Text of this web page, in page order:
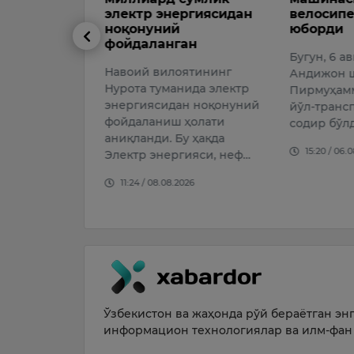
велосипедчини уриб
юборди
Андижон шаҳрининг
Пирмуҳаммедов кўчасида
йўл-транспорт ҳодисаси
содир бўлди.
15:20 / 06.08.2026
очиқ
ишлар
Июль
Саида
боғларини
Ўзбекистон ва жаҳонда рўй бераётган
информацион технологиялар ва илм-